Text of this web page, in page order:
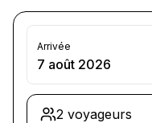
Arrivée
7 août 2026
2 voyageurs